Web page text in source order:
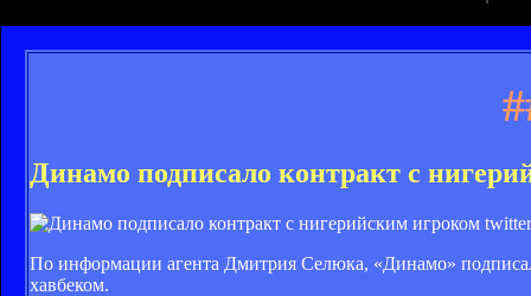
Динамо подписало контракт с
По информации агента Дмитрия Селюка, «Динамо»
хавбеком.